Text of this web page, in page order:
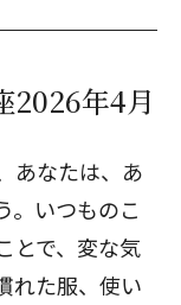
2026年4月
あなたは、あ
。いつものこ
とで、変な気
れた服、使い